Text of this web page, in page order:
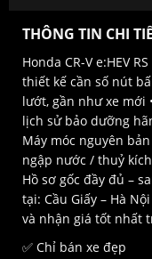
THÔNG TIN CHI
Honda CR-V e:HEV
thiết kế cần số nút
lướt, gần như xe mới
lịch sử bảo dưỡng
Máy móc nguyên
ngập nước / thuỷ
Hồ sơ gốc đầy đủ –
tại: Cầu Giấy – Hà
và nhận giá tốt nhất
✅ Chỉ bán xe đẹp